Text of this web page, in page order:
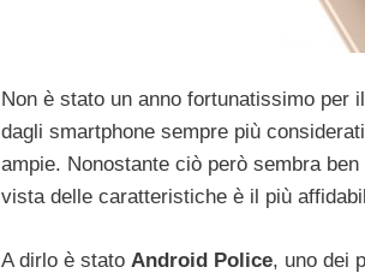
Non è stato un anno fortunatissimo
dagli smartphone sempre più
ampie. Nonostante ciò però sembra ben
vista delle caratteristiche è il più
A dirlo è stato Android Police, uno dei